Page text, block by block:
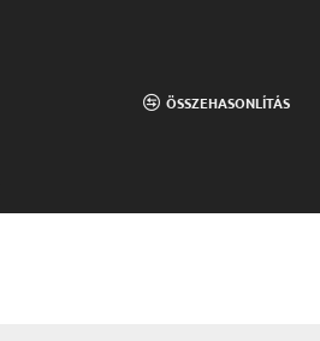
ÖSSZEHASONLÍTÁS